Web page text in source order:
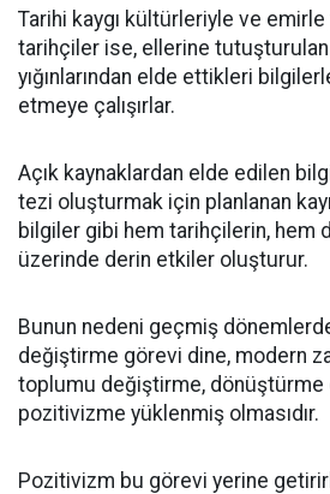
Tarihi kaygı kültürleriyle ve
tarihçiler ise, ellerine tutuşturulan
yığınlarından elde ettikleri
etmeye çalışırlar.
Açık kaynaklardan elde edilen
tezi oluşturmak için planlanan
bilgiler gibi hem tarihçilerin, hem
üzerinde derin etkiler oluşturur.
Bunun nedeni geçmiş
değiştirme görevi dine, modern
toplumu değiştirme, dönüştürme
pozitivizme yüklenmiş olmasıdır.
Pozitivizm bu görevi yerine